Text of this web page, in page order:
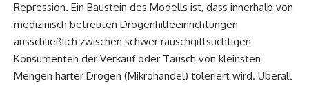
Repression. Ein Baustein des Modells ist, dass innerhalb von
medizinisch betreuten Drogenhilfeeinrichtungen
ausschließlich zwischen schwer rauschgiftsüchtigen
Konsumenten der Verkauf oder Tausch von kleinsten
Mengen harter Drogen (Mikrohandel) toleriert wird. Überall